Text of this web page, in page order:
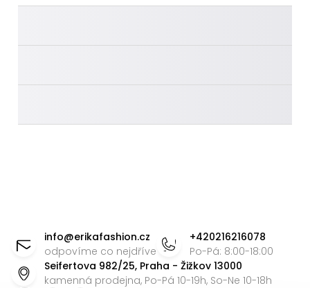
info@erikafashion.cz
odpovíme co nejdříve
+420216216078
Po-Pá: 8:00-18:00
Seifertova 982/25, Praha - Žižkov 13000
kamenná prodejna, Po-Pá 10-19h, So-Ne 10-18h